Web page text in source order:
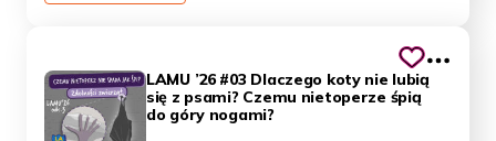
LAMU ’26 #03 Dlaczego koty nie lubią
się z psami? Czemu nietoperze śpią
do góry nogami?